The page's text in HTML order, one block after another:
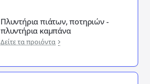
Πλυντήρια πιάτων, ποτηριών -
πλυντήρια καμπάνα
Δείτε τα προιόντα